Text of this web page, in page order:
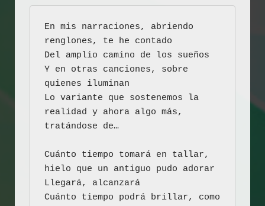
En mis narraciones, abriendo
renglones, te he contado
Del amplio camino de los sueños
Y en otras canciones, sobre
quienes iluminan
Lo variante que sostenemos la
realidad y ahora algo más,
tratándose de…
Cuánto tiempo tomará en tallar,
hielo que un antiguo pudo adorar
Llegará, alcanzará
Cuánto tiempo podrá brillar, como